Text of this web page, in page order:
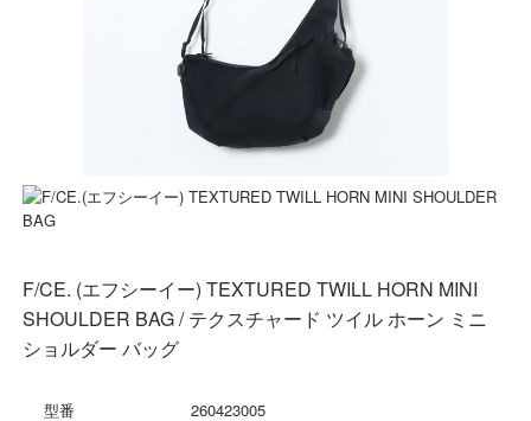
F/CE. (エフシーイー) TEXTURED TWILL HORN MINI
SHOULDER BAG / テクスチャード ツイル ホーン ミニ
ショルダー バッグ
型番 260423005